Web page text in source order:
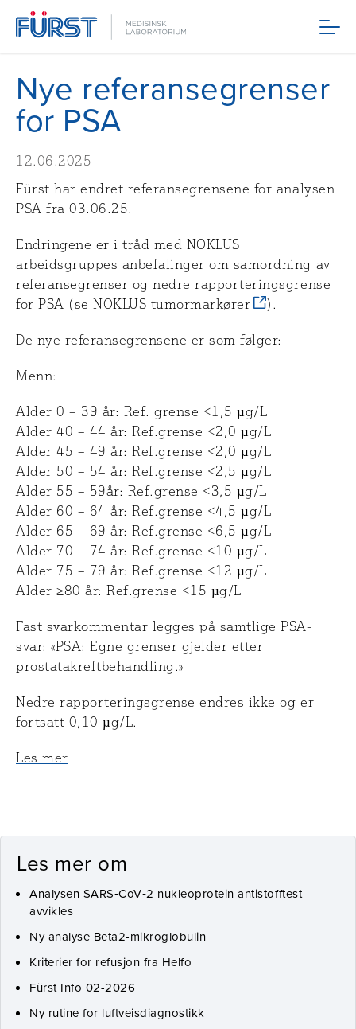
Meny
Nye referansegrenser
for PSA
12.06.2025
Fürst har endret referansegrensene for analysen
PSA fra 03.06.25.
Endringene er i tråd med NOKLUS
arbeidsgruppes anbefalinger om samordning av
referansegrenser og nedre rapporteringsgrense
for PSA (se NOKLUS tumormarkører ).
De nye referansegrensene er som følger:
Menn:
Alder 0 – 39 år: Ref. grense <1,5 µg/L
Alder 40 – 44 år: Ref.grense <2,0 µg/L
Alder 45 – 49 år: Ref.grense <2,0 µg/L
Alder 50 – 54 år: Ref.grense <2,5 µg/L
Alder 55 – 59år: Ref.grense <3,5 µg/L
Alder 60 – 64 år: Ref.grense <4,5 µg/L
Alder 65 – 69 år: Ref.grense <6,5 µg/L
Alder 70 – 74 år: Ref.grense <10 µg/L
Alder 75 – 79 år: Ref.grense <12 µg/L
Alder ≥80 år: Ref.grense <15 µg/L
Fast svarkommentar legges på samtlige PSA-
svar: «PSA: Egne grenser gjelder etter
prostatakreftbehandling.»
Nedre rapporteringsgrense endres ikke og er
fortsatt 0,10 µg/L.
Les mer
Les mer om
Analysen SARS‑CoV‑2 nukleoprotein antistofftest
avvikles
Ny analyse Beta2-mikroglobulin
Kriterier for refusjon fra Helfo
Fürst Info 02-2026
Ny rutine for luftveisdiagnostikk